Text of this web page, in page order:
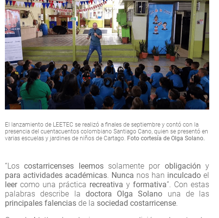
El lanzamiento de LEETEC se realizó a finales de septiembre y contó con la
presencia del cuentacuentos colombiano Santiago Cano, quien se presentó en
varias escuelas y jardines de niños de Cartago. Foto cortesía de Olga Solano.
“Loscostarricenses leemossolamente por obligación y
para actividades académicas. Nunca nos han inculcado el
leercomo una práctica recreativa y formativa”. Con estas
palabras describe la doctora Olga Solano una de las
principales falencias de la sociedad costarricense.